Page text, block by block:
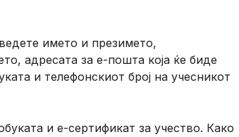
името и презимето,
адресата за е-пошта која ќе биде
и телефонскиот број на учесникот
и е-сертификат за учество. Како